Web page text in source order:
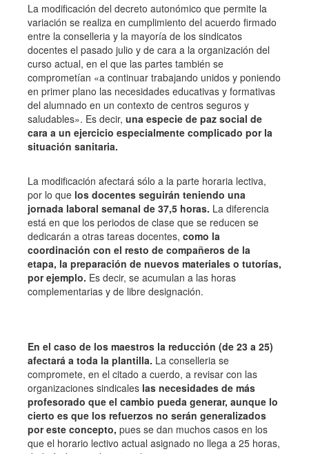
La modificación del decreto autonómico que permite la
variación se realiza en cumplimiento del acuerdo firmado
entre la conselleria y la mayoría de los sindicatos
docentes el pasado julio y de cara a la organización del
curso actual, en el que las partes también se
comprometían «a continuar trabajando unidos y poniendo
en primer plano las necesidades educativas y formativas
del alumnado en un contexto de centros seguros y
saludables». Es decir, una especie de paz social de
cara a un ejercicio especialmente complicado por la
situación sanitaria.
La modificación afectará sólo a la parte horaria lectiva,
por lo que los docentes seguirán teniendo una
jornada laboral semanal de 37,5 horas. La diferencia
está en que los periodos de clase que se reducen se
dedicarán a otras tareas docentes, como la
coordinación con el resto de compañeros de la
etapa, la preparación de nuevos materiales o tutorías,
por ejemplo. Es decir, se acumulan a las horas
complementarias y de libre designación.
En el caso de los maestros la reducción (de 23 a 25)
afectará a toda la plantilla. La conselleria se
compromete, en el citado a cuerdo, a revisar con las
organizaciones sindicales las necesidades de más
profesorado que el cambio pueda generar, aunque lo
cierto es que los refuerzos no serán generalizados
por este concepto, pues se dan muchos casos en los
que el horario lectivo actual asignado no llega a 25 horas,